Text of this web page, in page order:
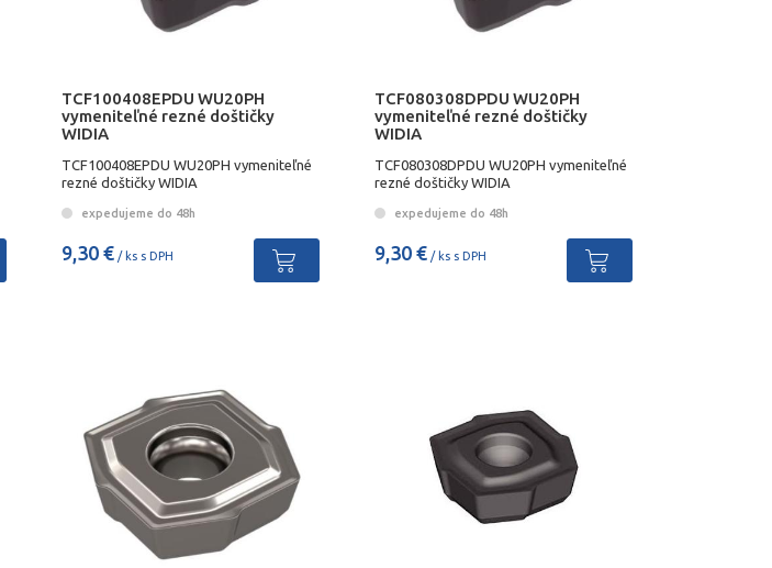
TCF100408EPDU WU20PH
vymeniteľné rezné doštičky
WIDIA
TCF100408EPDU WU20PH vymeniteľné
rezné doštičky WIDIA
expedujeme do 48h
9,30 €/ ks s DPH
TCF080308DPDU WU20PH
vymeniteľné rezné doštičky
WIDIA
TCF080308DPDU WU20PH vymeniteľné
rezné doštičky WIDIA
expedujeme do 48h
9,30 €/ ks s DPH